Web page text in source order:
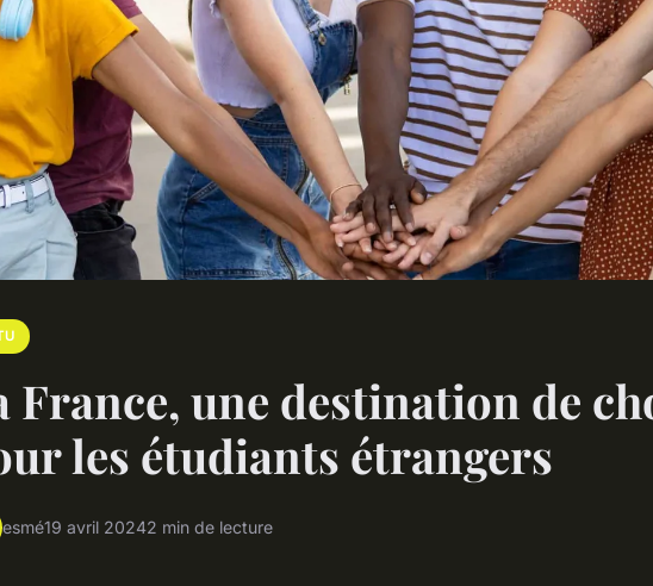
France, une destination de
les étudiants étrangers
esmé19 avril 20242 min de lecture